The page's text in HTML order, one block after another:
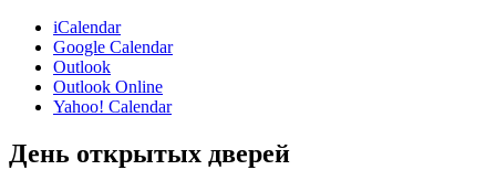
iCalendar
Google Calendar
Outlook
Outlook Online
Yahoo! Calendar
День открытых дверей